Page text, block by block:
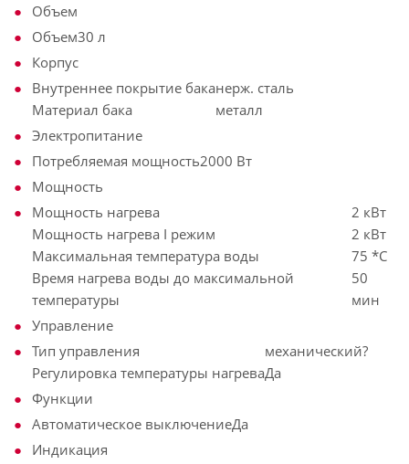
Объем
Объем30 л
Корпус
Внутреннее покрытие баканерж. сталь
Материал бака
металл
Электропитание
Потребляемая мощность2000 Вт
Мощность
Мощность нагрева
2 кВт
Мощность нагрева I режим
2 кВт
Максимальная температура воды
75 *С
Время нагрева воды до максимальной
температуры
50
мин
Управление
Тип управления
механический?
Регулировка температуры нагреваДа
Функции
Автоматическое выключениеДа
Индикация